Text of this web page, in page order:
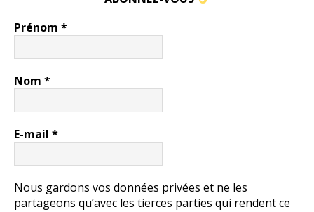
Prénom *
Nom *
E-mail *
Nous gardons vos données privées et ne les
partageons qu’avec les tierces parties qui rendent ce